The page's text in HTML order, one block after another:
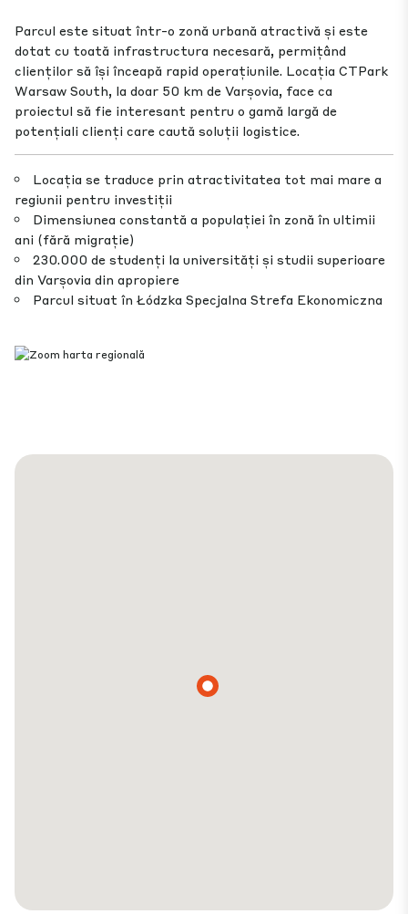
Parcul este situat într-o zonă urbană atractivă și este
dotat cu toată infrastructura necesară, permițând
clienților să își înceapă rapid operațiunile. Locația CTPark
Warsaw South, la doar 50 km de Varșovia, face ca
proiectul să fie interesant pentru o gamă largă de
potențiali clienți care caută soluții logistice.
Locația se traduce prin atractivitatea tot mai mare a
regiunii pentru investiții
Dimensiunea constantă a populației în zonă în ultimii
ani (fără migrație)
230.000 de studenți la universități și studii superioare
din Varșovia din apropiere
Parcul situat în Łódzka Specjalna Strefa Ekonomiczna